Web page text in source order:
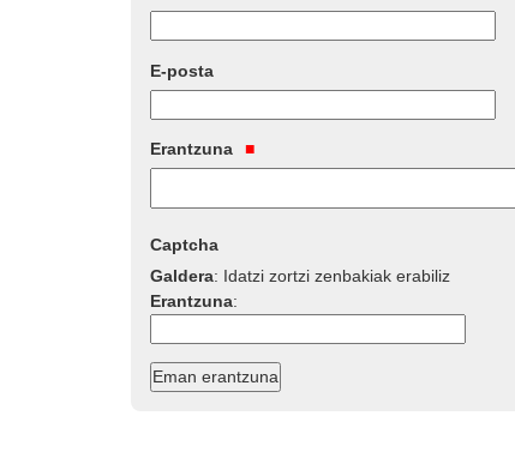
E-posta
Erantzuna
Captcha
Galdera: Idatzi zortzi zenbakiak erabiliz
Erantzuna: